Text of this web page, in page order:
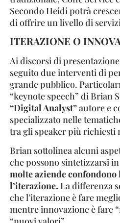
Secondo Heidi potrà
di offrire un livello di
ITERAZIONE O
Ai discorsi di
seguito due interventi di
grande pubblico.
“keynote speech” di Brian
“Digital Analyst”autore e
specializzato nelle
tra gli speaker più richiesti
Brian sottolinea alcuni
che possono sintetizzarsi
molte aziende confondono
l’iterazione. La differenza
che l’iterazione è fare
mentre innovazione è fare